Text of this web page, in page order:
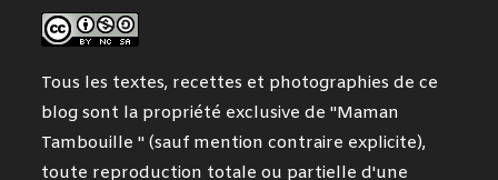
Tous les textes, recettes et photographies de ce
blog sont la propriété exclusive de "Maman
Tambouille " (sauf mention contraire explicite),
toute reproduction totale ou partielle d'une